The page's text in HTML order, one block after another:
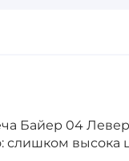
Байер 04
слишком высока